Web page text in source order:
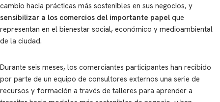
cambio hacia prácticas más sostenibles en sus negocios, y
sensibilizar a los comercios del importante papel que
representan en el bienestar social, económico y medioambiental
de la ciudad.
Durante seis meses, los comerciantes participantes han recibido
por parte de un equipo de consultores externos una serie de
recursos y formación a través de talleres para aprender a